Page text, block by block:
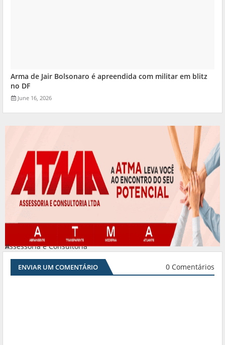
Arma de Jair Bolsonaro é apreendida com militar em blitz
no DF
June 16, 2026
Assessoria e Consultoria
#
ENVIAR UM COMENTÁRIO 0 Comentários